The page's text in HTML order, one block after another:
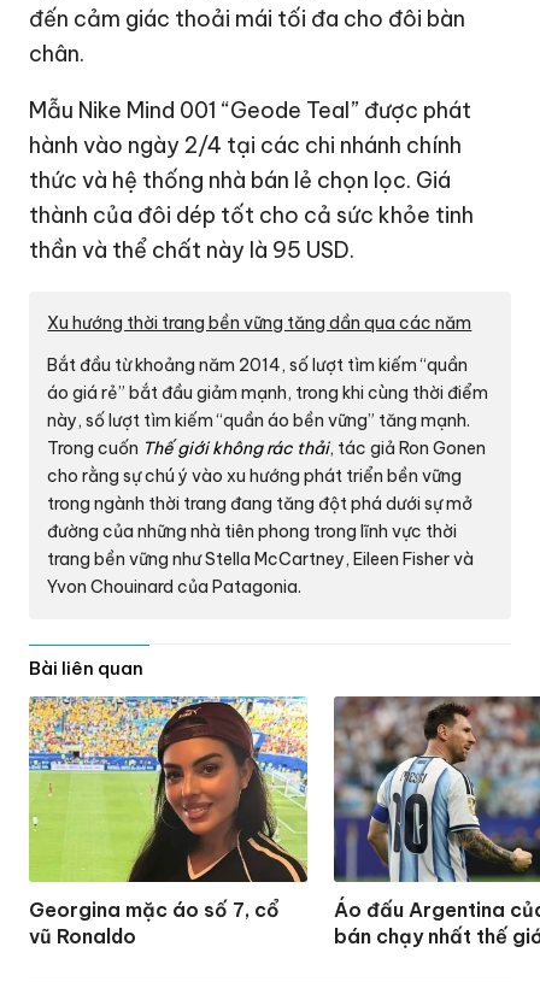
đến cảm giác thoải mái tối đa cho đôi bàn
chân.
Mẫu Nike Mind 001 “Geode Teal” được phát
hành vào ngày 2/4 tại các chi nhánh chính
thức và hệ thống nhà bán lẻ chọn lọc. Giá
thành của đôi dép tốt cho cả sức khỏe tinh
thần và thể chất này là 95 USD.
Xu hướng thời trang bền vững tăng dần qua các năm
Bắt đầu từ khoảng năm 2014, số lượt tìm kiếm “quần
áo giá rẻ” bắt đầu giảm mạnh, trong khi cùng thời điểm
này, số lượt tìm kiếm “quần áo bền vững” tăng mạnh.
Trong cuốn Thế giới không rác thải, tác giả Ron Gonen
cho rằng sự chú ý vào xu hướng phát triển bền vững
trong ngành thời trang đang tăng đột phá dưới sự mở
đường của những nhà tiên phong trong lĩnh vực thời
trang bền vững như Stella McCartney, Eileen Fisher và
Yvon Chouinard của Patagonia.
Bài liên quan
Georgina mặc áo số 7, cổ
vũ Ronaldo
Áo đấu Argentina
bán chạy nhất thế